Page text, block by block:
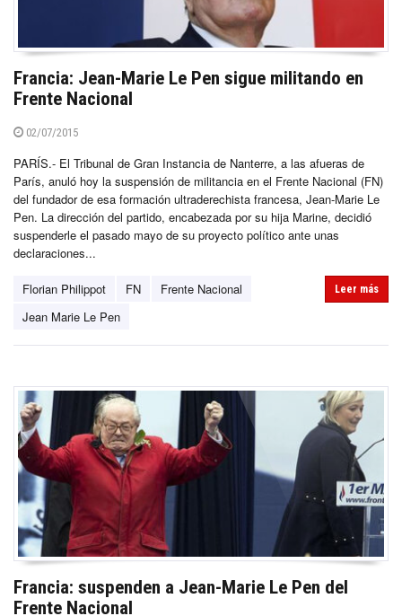
Francia: Jean-Marie Le Pen sigue militando en
Frente Nacional
02/07/2015
PARÍS.- El Tribunal de Gran Instancia de Nanterre, a las afueras de
París, anuló hoy la suspensión de militancia en el Frente Nacional (FN)
del fundador de esa formación ultraderechista francesa, Jean-Marie Le
Pen. La dirección del partido, encabezada por su hija Marine, decidió
suspenderle el pasado mayo de su proyecto político ante unas
declaraciones...
Florian Philippot FN
Frente Nacional
Jean Marie Le Pen
Leer más
Francia: suspenden a Jean-Marie Le Pen del
Frente Nacional